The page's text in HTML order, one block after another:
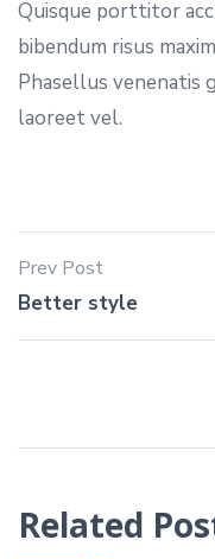
Quisque porttitor
bibendum risus
Phasellus venenatis
laoreet vel.
Prev Post
Better style
Related